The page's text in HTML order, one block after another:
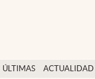
ÚLTIMAS
ACTUALIDAD
Actualidad